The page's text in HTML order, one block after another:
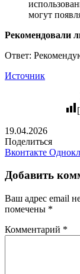
могут
Рекомендовали
Ответ:
Источник
19.04.2026
Поделиться
Вконтакте
Добавить
Ваш адрес email
помечены *
Комментарий *